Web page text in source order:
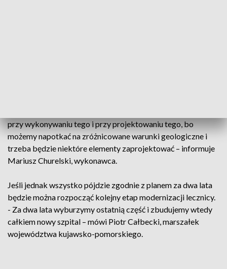
przy wykonywaniu tego i przy projektowaniu tego, bo
możemy napotkać na zróżnicowane warunki geologiczne i
trzeba będzie niektóre elementy zaprojektować – informuje
Mariusz Churelski, wykonawca.
Jeśli jednak wszystko pójdzie zgodnie z planem za dwa lata
będzie można rozpocząć kolejny etap modernizacji lecznicy.
- Za dwa lata wyburzymy ostatnią część i zbudujemy wtedy
całkiem nowy szpital – mówi Piotr Całbecki, marszałek
województwa kujawsko-pomorskiego.